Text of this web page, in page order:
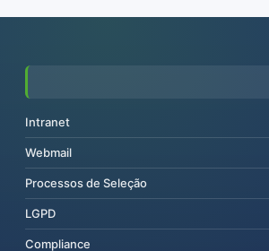
Intranet
Webmail
Processos de Seleção
LGPD
Compliance